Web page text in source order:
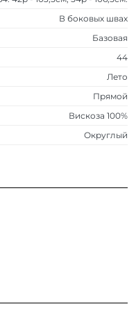
В боковых швах
Базовая
44
Лето
Прямой
Вискоза 100%
Округлый